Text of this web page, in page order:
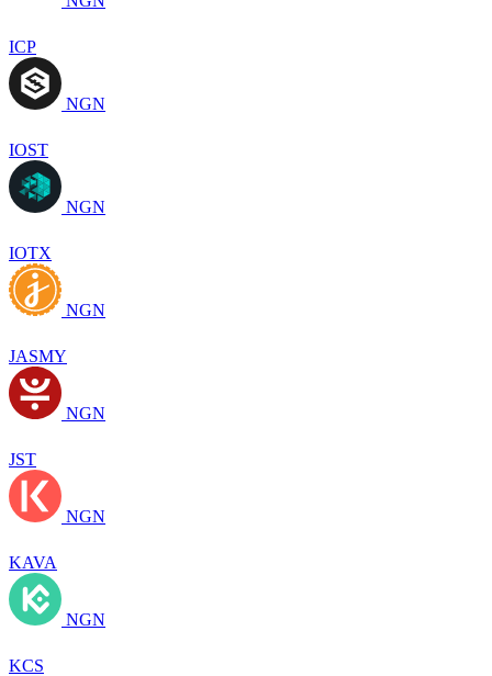
ICP
NGN
IOST
NGN
IOTX
NGN
JASMY
NGN
JST
NGN
KAVA
NGN
KCS